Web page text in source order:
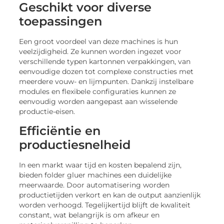
Geschikt voor diverse
toepassingen
Een groot voordeel van deze machines is hun
veelzijdigheid. Ze kunnen worden ingezet voor
verschillende typen kartonnen verpakkingen, van
eenvoudige dozen tot complexe constructies met
meerdere vouw- en lijmpunten. Dankzij instelbare
modules en flexibele configuraties kunnen ze
eenvoudig worden aangepast aan wisselende
productie-eisen.
Efficiëntie en
productiesnelheid
In een markt waar tijd en kosten bepalend zijn,
bieden folder gluer machines een duidelijke
meerwaarde. Door automatisering worden
productietijden verkort en kan de output aanzienlijk
worden verhoogd. Tegelijkertijd blijft de kwaliteit
constant, wat belangrijk is om afkeur en